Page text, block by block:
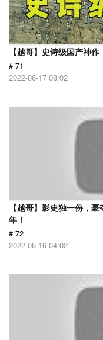
【越哥】史诗级国产神
# 71
2022-06-17 08:02
【越哥】影史独一份，
年！
# 72
2022-06-16 04:02